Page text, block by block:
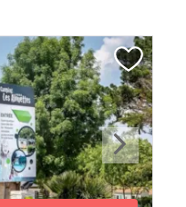
Next